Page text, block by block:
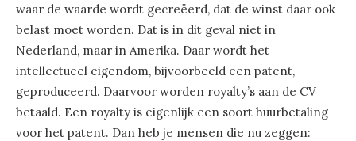
waar de waarde wordt gecreëerd, dat de winst daar ook
belast moet worden. Dat is in dit geval niet in
Nederland, maar in Amerika. Daar wordt het
intellectueel eigendom, bijvoorbeeld een patent,
geproduceerd. Daarvoor worden royalty’s aan de CV
betaald. Een royalty is eigenlijk een soort huurbetaling
voor het patent. Dan heb je mensen die nu zeggen: